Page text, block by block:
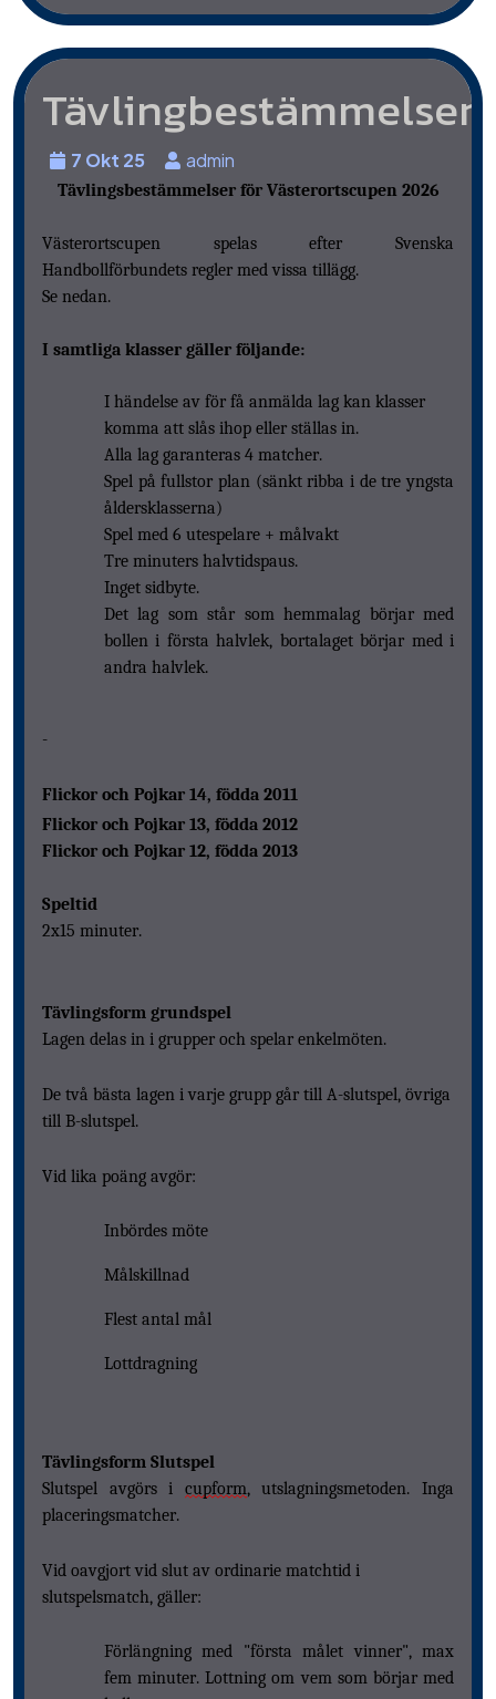
Tävlingbestämmelser
7 Okt 25 admin
Tävlingsbestämmelserför Västerortscupen 2026
Västerortscupen spelas efter Svenska
Handbollförbundets regler med vissa tillägg.
Se nedan.
I samtliga klasser gäller följande:
I händelse av för få anmälda lag kan klasser
komma att slås ihop eller ställas in.
Alla lag garanteras 4 matcher.
Spel på fullstor plan (sänkt ribba i de tre yngsta
åldersklasserna)
Spel med 6 utespelare + målvakt
Tre minuters halvtidspaus.
Inget sidbyte.
Det lag som står som hemmalag börjar med
bollen i första halvlek, bortalaget börjar med i
andra halvlek.
-
Flickor och Pojkar 14, födda 2011
Flickor och Pojkar 13, födda 2012
Flickor och Pojkar 12, födda 2013
Speltid
2x15 minuter.
Tävlingsform grundspel
Lagen delas in i grupper och spelar enkelmöten.
De två bästa lagen i varje grupp går till A-slutspel, övriga
till B-slutspel.
Vid lika poäng avgör:
Inbördes möte
Målskillnad
Flest antal mål
Lottdragning
Tävlingsform Slutspel
Slutspel avgörs i cupform, utslagningsmetoden. Inga
placeringsmatcher.
Vid oavgjort vid slut av ordinarie matchtid i
slutspelsmatch, gäller:
Förlängning med "första målet vinner", max
fem minuter. Lottning om vem som börjar med